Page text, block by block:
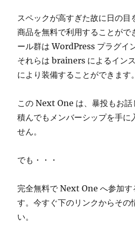
スペックが高すぎた故に日の目
商品を無料で利用することがで
ール群は WordPress プラグイ
それらは brainers によるイン
により装備することができます。
この Next One は、暴投もお話
積んでもメンバーシップを手に
せん。
でも・・・
完全無料で Next One へ参加す
す。今すぐ下のリンクからその
い。